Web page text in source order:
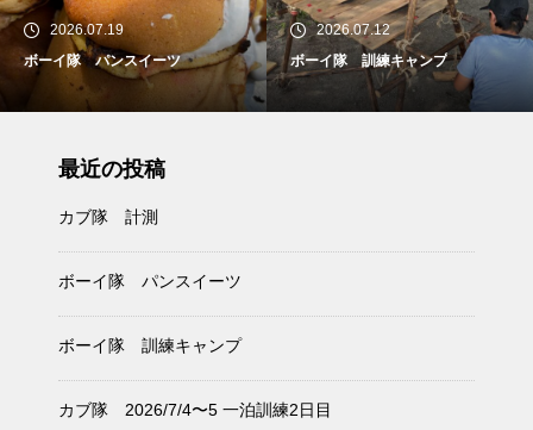
2026.07.19
ボーイ隊 パンスイーツ
2026.07.12
ボーイ隊 訓練キャンプ
最近の投稿
カブ隊 計測
ボーイ隊 パンスイーツ
ボーイ隊 訓練キャンプ
カブ隊 2026/7/4〜5 一泊訓練2日目